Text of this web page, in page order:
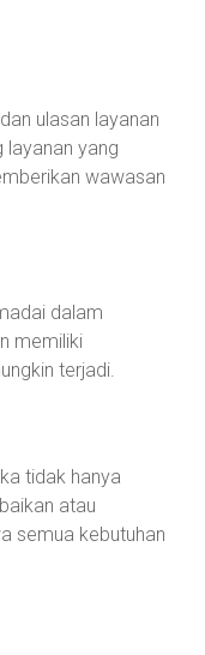
ulasan layanan
layanan yang
wawasan
dalam
memiliki
terjadi.
tidak hanya
atau
semua kebutuhan